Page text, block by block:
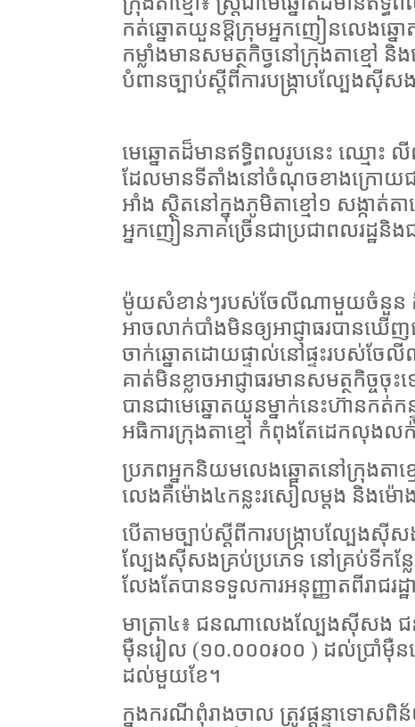
កត់ឆ្នោតយួនឱ្តក្រុមអ្នកញៀនលេងឆ្នោ
កម្លាំងមានសមត្ថកិច្វនៅក្រុងតាខ្ម
បំពានច្បាប់ស្តីពីការបង្ក្រាបល្បែងស៊ី
មេឆ្នោតដ៏មានឥទ្ធិពលរូបនេះ ឈ្ម
ដែលមានទីតាំងនៅចំណុចខាងក្រោយ
អាំង ស្ថិតនៅក្នុងភូមិតាខ្មៅ១ សង្កាត់ត
អ្នកញៀនភាគច្រើនជាប្រជាពលរដ្ឋនិងជ
ម៉ូយសំខាន់ៗរបស់ចែលីណាមួយចំនួន ក៏ទ
អាចលាក់បាំងមិនឲ្យអាជ្ញាធរបានឃ
ចាក់ឆ្នោតដោយផ្ទាល់នៅផ្ទះរបស់ចែ
គាត់មិនខ្លាចអាជ្ញាធរមានសមត្ថកិច្ចចុ
បានជាមេឆ្នោតយួនម្នាក់នេះហ៊ានក
អធិការក្រុងតាខ្មៅ កំពុងតែដេកលុងល
ប្រភពអ្នកនិយមលេងឆ្នោតនៅក្រុងតា
លេងគឺម៉ោង៤កន្លះរសៀលម្ដង និងម៉ោ
បើតាមច្បាប់ស្តីពីការបង្ក្រាបល្បែងស៊ី
ល្បែងស៊ីសងគ្រប់ប្រភេទ នៅគ្រប់ទីកន្ល
លែងតែបានទទួលការអនុញ្ញាតពីរាជរដ្
មាត្រា៤៖ ជនណាលេងល្បែងស៊ីសង ជ
ម៉ឺនរៀល (១០.០០០៛០០ ) ដល់ប្រាំម៉ឺ
ដល់មួយខែ។
ក្នុងករណីពុំរាងចាល ត្រូវផ្តន្ទាទោស